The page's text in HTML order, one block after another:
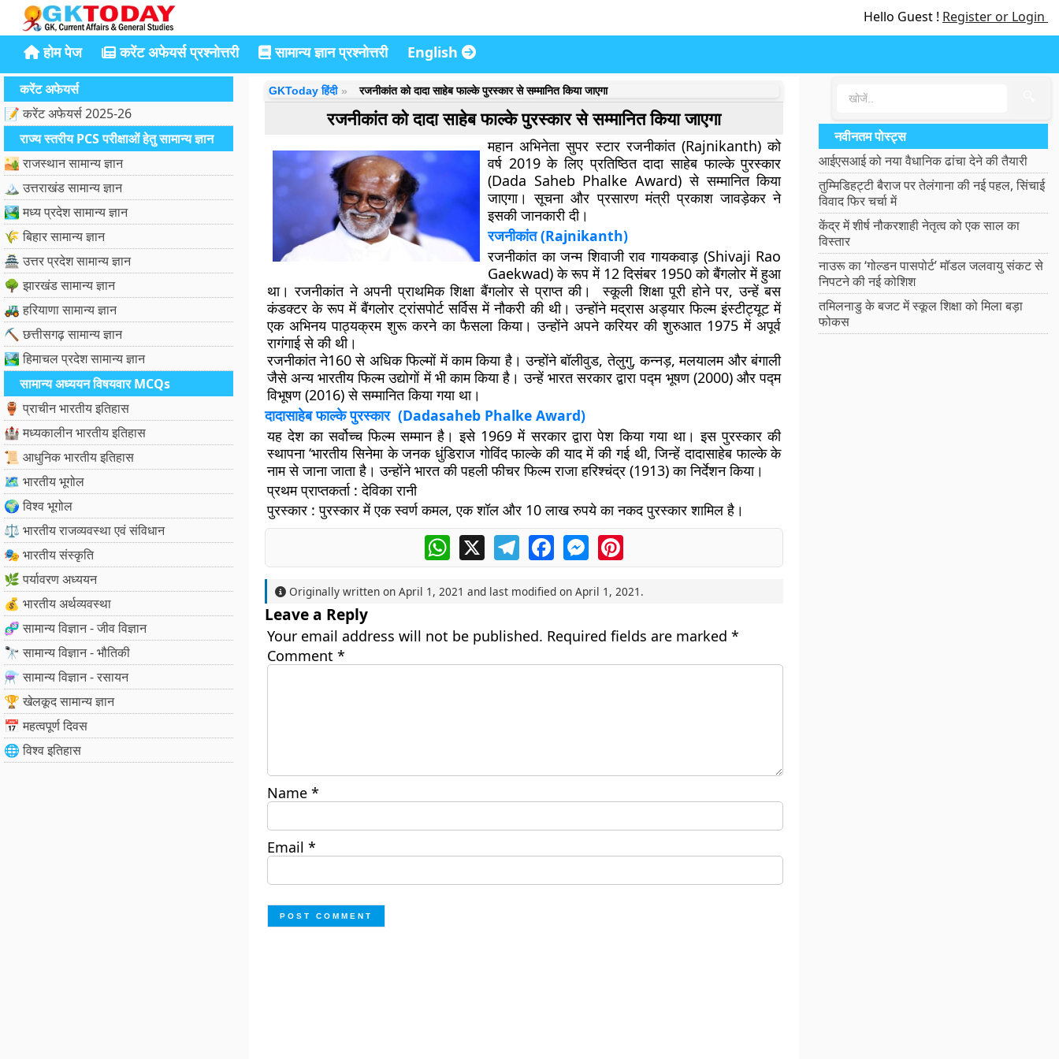
Hello Guest ! Register or Login
होम पेज करेंट अफेयर्स प्रश्नोत्तरी सामान्य ज्ञान प्रश्नोत्तरी English
करेंट अफेयर्स
📝 करेंट अफेयर्स 2025-26
राज्य स्तरीय PCS परीक्षाओं हेतु सामान्य ज्ञान
🏜️ राजस्थान सामान्य ज्ञान
🏔️ उत्तराखंड सामान्य ज्ञान
🏞️ मध्य प्रदेश सामान्य ज्ञान
🌾 बिहार सामान्य ज्ञान
🏯 उत्तर प्रदेश सामान्य ज्ञान
🌳 झारखंड सामान्य ज्ञान
🚜 हरियाणा सामान्य ज्ञान
⛏️ छत्तीसगढ़ सामान्य ज्ञान
🏞️ हिमाचल प्रदेश सामान्य ज्ञान
सामान्य अध्ययन विषयवार MCQs
🏺 प्राचीन भारतीय इतिहास
🏰 मध्यकालीन भारतीय इतिहास
📜 आधुनिक भारतीय इतिहास
🗺️ भारतीय भूगोल
🌍 विश्व भूगोल
⚖️ भारतीय राजव्यवस्था एवं संविधान
🎭 भारतीय संस्कृति
🌿 पर्यावरण अध्ययन
💰 भारतीय अर्थव्यवस्था
🧬 सामान्य विज्ञान - जीव विज्ञान
🔭 सामान्य विज्ञान - भौतिकी
⚗️ सामान्य विज्ञान - रसायन
🏆 खेलकूद सामान्य ज्ञान
📅 महत्वपूर्ण दिवस
🌐 विश्व इतिहास
GKToday हिंदी रजनीकांत को दादा साहेब फाल्के पुरस्कार से सम्मानित किया जाएगा
रजनीकांत को दादा साहेब फाल्के पुरस्कार से सम्मानित किया जाएगा
महान अभिनेता सुपर स्टार रजनीकांत (Rajnikanth) को
वर्ष 2019 के लिए प्रतिष्ठित दादा साहेब फाल्के पुरस्कार
(Dada Saheb Phalke Award) से सम्मानित किया
जाएगा। सूचना और प्रसारण मंत्री प्रकाश जावड़ेकर ने
इसकी जानकारी दी।
रजनीकांत (Rajnikanth)
रजनीकांत का जन्म शिवाजी राव गायकवाड़ (Shivaji Rao
Gaekwad) के रूप में 12 दिसंबर 1950 को बैंगलोर में हुआ
था। रजनीकांत ने अपनी प्राथमिक शिक्षा बैंगलोर से प्राप्त की। स्कूली शिक्षा पूरी होने पर, उन्हें बस
कंडक्टर के रूप में बैंगलोर ट्रांसपोर्ट सर्विस में नौकरी की थी। उन्होंने मद्रास अड्यार फिल्म इंस्टीट्यूट में
एक अभिनय पाठ्यक्रम शुरू करने का फैसला किया। उन्होंने अपने करियर की शुरुआत 1975 में अपूर्व
रागंगाई से की थी।
रजनीकांत ने160 से अधिक फिल्मों में काम किया है। उन्होंने बॉलीवुड, तेलुगु, कन्नड़, मलयालम और बंगाली
जैसे अन्य भारतीय फिल्म उद्योगों में भी काम किया है। उन्हें भारत सरकार द्वारा पद्म भूषण (2000) और पद्म
विभूषण (2016) से सम्मानित किया गया था।
दादासाहेब फाल्के पुरस्कार (Dadasaheb Phalke Award)
यह देश का सर्वोच्च फिल्म सम्मान है। इसे 1969 में सरकार द्वारा पेश किया गया था। इस पुरस्कार की
स्थापना ‘भारतीय सिनेमा के जनक धुंडिराज गोविंद फाल्के की याद में की गई थी, जिन्हें दादासाहेब फाल्के के
नाम से जाना जाता है। उन्होंने भारत की पहली फीचर फिल्म राजा हरिश्चंद्र (1913) का निर्देशन किया।
प्रथम प्राप्तकर्ता: देविका रानी
पुरस्कार: पुरस्कार में एक स्वर्ण कमल, एक शॉल और 10 लाख रुपये का नकद पुरस्कार शामिल है।
WhatsApp
X TelegramFacebookMessengerPinterest
Originally written on April 1, 2021 and last modified on April 1, 2021 .
Leave a Reply
Your email address will not be published. Required fields are marked *
Comment *
Name *
Email *
नवीनतम पोस्ट्स
आईएसआई को नया वैधानिक ढांचा देने की तैयारी
तुम्मिडिहट्टी बैराज पर तेलंगाना की नई पहल, सिंचाई
विवाद फिर चर्चा में
केंद्र में शीर्ष नौकरशाही नेतृत्व को एक साल का
विस्तार
नाउरू का ‘गोल्डन पासपोर्ट’ मॉडल जलवायु संकट से
निपटने की नई कोशिश
तमिलनाडु के बजट में स्कूल शिक्षा को मिला बड़ा
फोकस